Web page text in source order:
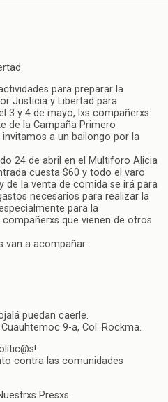
para preparar la
Justicia y Libertad para
3 y 4 de mayo, lxs compañerxs
de la Campaña Primero
invitamos a un bailongo por la
24 de abril en el Multiforo Alicia
cuesta $60 y todo el varo
de la venta de comida se irá para
necesarios para realizar la
para la
que vienen de otros
van a acompañar :
puedan caerle.
9-a, Col. Rockma.
contra las comunidades
Presxs